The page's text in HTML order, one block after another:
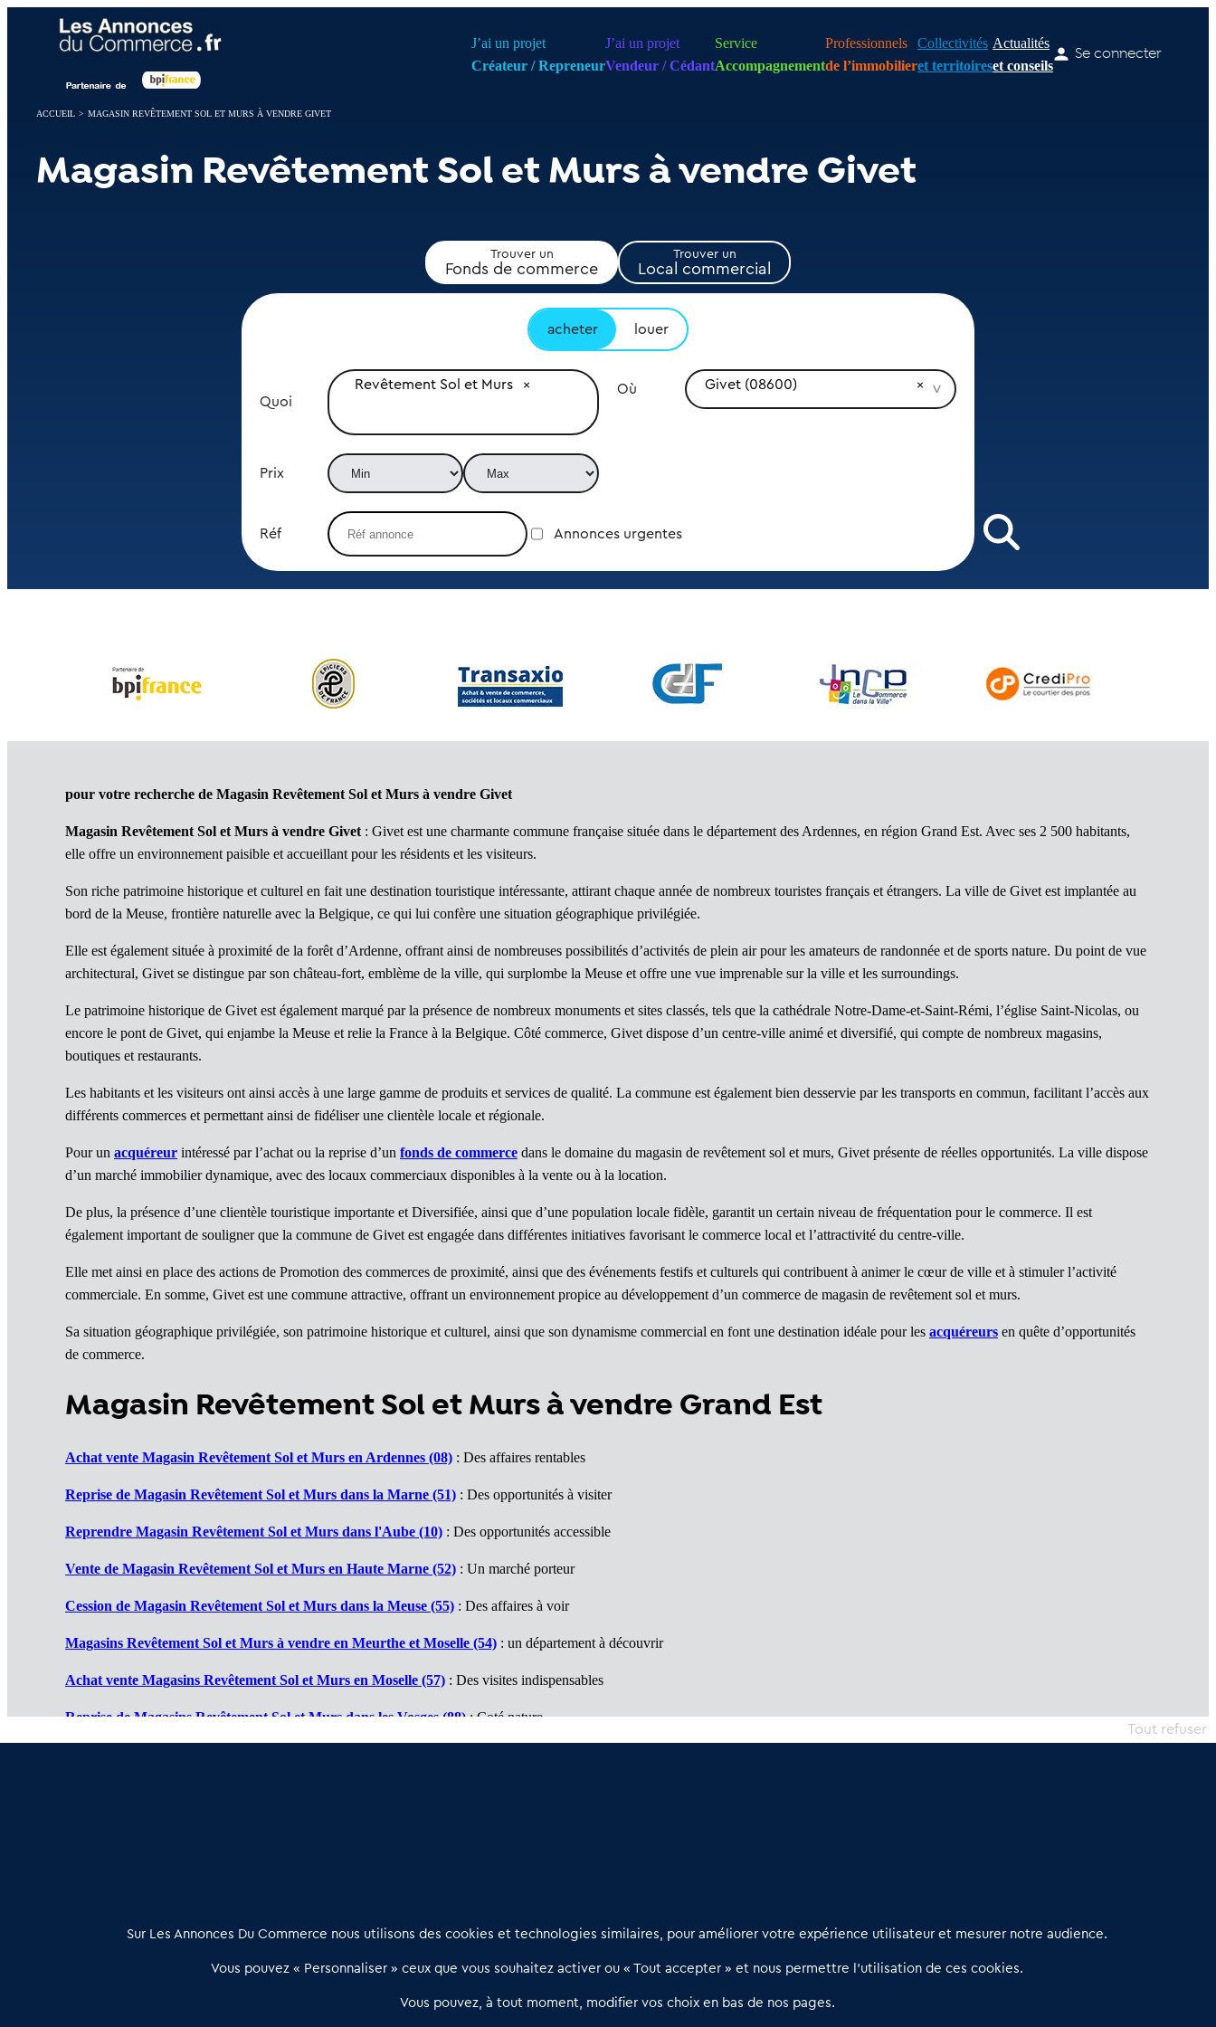
J’ai un projet
Créateur / Repreneur
J’ai un projet
Vendeur / Cédant
Service
Accompagnement
Professionnels
de l’immobilier
Collectivités
et territoires
Actualités
et conseils
Se connecter
ACCUEIL > MAGASIN REVÊTEMENT SOL ET MURS À VENDRE GIVET
Magasin Revêtement Sol et Murs à vendre Givet
Trouver un
Fonds de commerce
Trouver un
Local commercial
acheter louer
Quoi
Revêtement Sol et Murs Où Givet (08600)
Prix
Réf Annonces urgentes
pour votre recherche de Magasin Revêtement Sol et Murs à vendre Givet
Magasin Revêtement Sol et Murs à vendre Givet : Givet est une charmante commune française située dans le département des Ardennes, en région Grand Est. Avec ses 2 500 habitants,
elle offre un environnement paisible et accueillant pour les résidents et les visiteurs.
Son riche patrimoine historique et culturel en fait une destination touristique intéressante, attirant chaque année de nombreux touristes français et étrangers. La ville de Givet est implantée au
bord de la Meuse, frontière naturelle avec la Belgique, ce qui lui confère une situation géographique privilégiée.
Elle est également située à proximité de la forêt d’Ardenne, offrant ainsi de nombreuses possibilités d’activités de plein air pour les amateurs de randonnée et de sports nature. Du point de vue
architectural, Givet se distingue par son château-fort, emblème de la ville, qui surplombe la Meuse et offre une vue imprenable sur la ville et les surroundings.
Le patrimoine historique de Givet est également marqué par la présence de nombreux monuments et sites classés, tels que la cathédrale Notre-Dame-et-Saint-Rémi, l’église Saint-Nicolas, ou
encore le pont de Givet, qui enjambe la Meuse et relie la France à la Belgique. Côté commerce, Givet dispose d’un centre-ville animé et diversifié, qui compte de nombreux magasins,
boutiques et restaurants.
Les habitants et les visiteurs ont ainsi accès à une large gamme de produits et services de qualité. La commune est également bien desservie par les transports en commun, facilitant l’accès aux
différents commerces et permettant ainsi de fidéliser une clientèle locale et régionale.
Pour un acquéreur intéressé par l’achat ou la reprise d’un fonds de commerce dans le domaine du magasin de revêtement sol et murs, Givet présente de réelles opportunités. La ville dispose
d’un marché immobilier dynamique, avec des locaux commerciaux disponibles à la vente ou à la location.
De plus, la présence d’une clientèle touristique importante et Diversifiée, ainsi que d’une population locale fidèle, garantit un certain niveau de fréquentation pour le commerce. Il est
également important de souligner que la commune de Givet est engagée dans différentes initiatives favorisant le commerce local et l’attractivité du centre-ville.
Elle met ainsi en place des actions de Promotion des commerces de proximité, ainsi que des événements festifs et culturels qui contribuent à animer le cœur de ville et à stimuler l’activité
commerciale. En somme, Givet est une commune attractive, offrant un environnement propice au développement d’un commerce de magasin de revêtement sol et murs.
Sa situation géographique privilégiée, son patrimoine historique et culturel, ainsi que son dynamisme commercial en font une destination idéale pour les acquéreurs en quête d’opportunités
de commerce.
Magasin Revêtement Sol et Murs à vendre Grand Est
Achat vente Magasin Revêtement Sol et Murs en Ardennes (08) : Des affaires rentables
Reprise de Magasin Revêtement Sol et Murs dans la Marne (51) : Des opportunités à visiter
Reprendre Magasin Revêtement Sol et Murs dans l'Aube (10) : Des opportunités accessible
Vente de Magasin Revêtement Sol et Murs en Haute Marne (52) : Un marché porteur
Cession de Magasin Revêtement Sol et Murs dans la Meuse (55) : Des affaires à voir
Magasins Revêtement Sol et Murs à vendre en Meurthe et Moselle (54) : un département à découvrir
Achat vente Magasins Revêtement Sol et Murs en Moselle (57) : Des visites indispensables
Reprise de Magasins Revêtement Sol et Murs dans les Vosges (88): Coté nature
relation qualifiée conçu pour les acteurs de l’immobilier commercial
02 54 56 03 17
Contactez-nous
Notre solution
Offres Pro
Petitscommerces : Un partenariat au service du commerce de
Panneau de gestion des cookies
Sur Les Annonces Du Commerce nous utilisons des cookies et technologies similaires, pour améliorer votre expérience utilisateur et mesurer notre audience.
Vous pouvez « Personnaliser » ceux que vous souhaitez activer ou « Tout accepter » et nous permettre l’utilisation de ces cookies.
Vous pouvez, à tout moment, modifier vos choix en bas de nos pages.
Tout refuser